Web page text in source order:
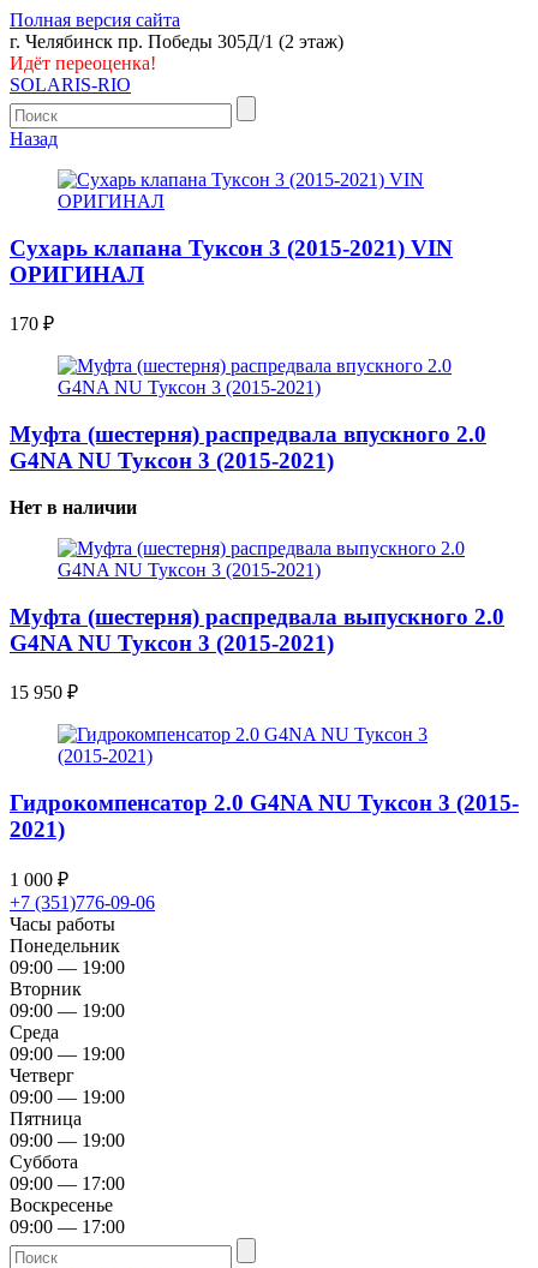
Полная версия сайта
г. Челябинск пр. Победы 305Д/1 (2 этаж)
Идёт переоценка!
SOLARIS-RIO
Назад
Сухарь клапана Туксон 3 (2015-2021) VIN
ОРИГИНАЛ
170 ₽
Муфта (шеcтерня) распредвала впускного 2.0
G4NA NU Туксон 3 (2015-2021)
Нет в наличии
Муфта (шеcтерня) распредвала выпускного 2.0
G4NA NU Туксон 3 (2015-2021)
15 950 ₽
Гидрокомпенсатор 2.0 G4NA NU Туксон 3 (2015-
2021)
1 000 ₽
+7 (351)776-09-06
Часы работы
Понедельник
09:00 — 19:00
Вторник
09:00 — 19:00
Среда
09:00 — 19:00
Четверг
09:00 — 19:00
Пятница
09:00 — 19:00
Суббота
09:00 — 17:00
Воскресенье
09:00 — 17:00